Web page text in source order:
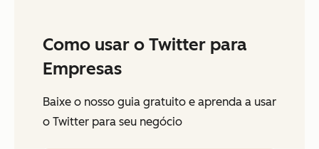
Como usar o Twitter para
Empresas
Baixe o nosso guia gratuito e aprenda a usar
o Twitter para seu negócio